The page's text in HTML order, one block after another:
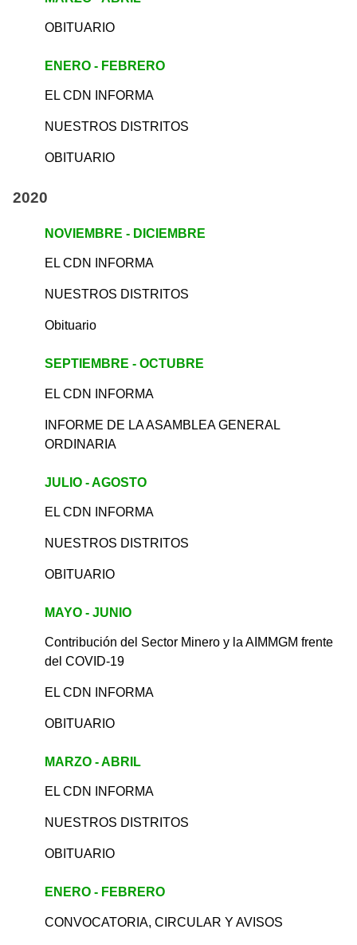
OBITUARIO
ENERO - FEBRERO
EL CDN INFORMA
NUESTROS DISTRITOS
OBITUARIO
2020
NOVIEMBRE - DICIEMBRE
EL CDN INFORMA
NUESTROS DISTRITOS
Obituario
SEPTIEMBRE - OCTUBRE
EL CDN INFORMA
INFORME DE LA ASAMBLEA GENERAL
ORDINARIA
JULIO - AGOSTO
EL CDN INFORMA
NUESTROS DISTRITOS
OBITUARIO
MAYO - JUNIO
Contribución del Sector Minero y la AIMMGM frente
del COVID-19
EL CDN INFORMA
OBITUARIO
MARZO - ABRIL
EL CDN INFORMA
NUESTROS DISTRITOS
OBITUARIO
ENERO - FEBRERO
CONVOCATORIA, CIRCULAR Y AVISOS